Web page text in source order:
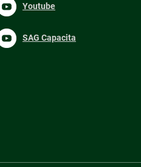
Youtube
SAG Capacita